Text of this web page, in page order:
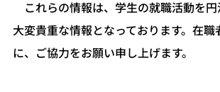
これらの情報は、学生の就職活動を
大変貴重な情報となっております。在
に、ご協力をお願い申し上げます。